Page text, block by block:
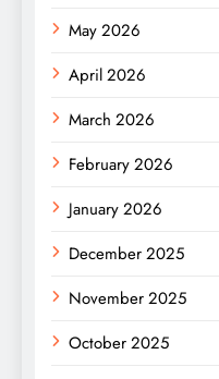
May 2026
April 2026
March 2026
February 2026
January 2026
December 2025
November 2025
October 2025